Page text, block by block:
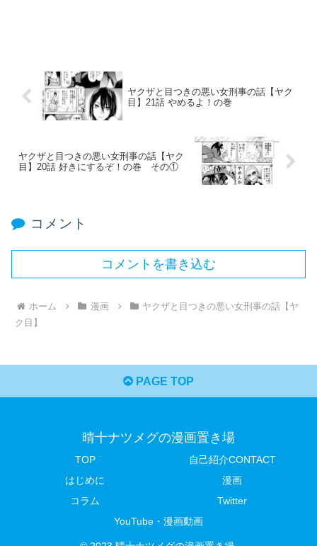
ヤクザと目つきの悪い女刑事の話【ヤク
目】21話 やめるよ！の巻​
ヤクザと目つきの悪い女刑事の話【ヤク
目】20話 好きにするぞ！の巻​ その①
コメント
コメントを書き込む
ホーム 漫画
ヤクザと目つきの悪い女刑事の話【ヤ
ク目】
PAGE TOP
晴十ナツメグの漫画置き場
TOP
自己紹介CONTACT
はじめに
漫画
コラム
Twitter
YouTube・漫画動画